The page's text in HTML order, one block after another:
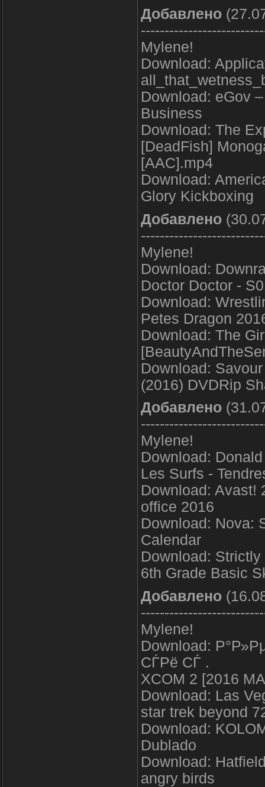
Добавлено
Mylene!
Download:
Download: eGov
Business
Download: The
[DeadFish]
[AAC].mp4
Download:
Glory Kickboxing
Добавлено
Mylene!
Download:
Doctor Doctor -
Download:
Petes Dragon
Download: The
Download:
(2016) DVDRip
Добавлено
Mylene!
Download:
Les Surfs -
Download: Avast!
office 2016
Download: Nova:
Calendar
Download:
6th Grade Basic
Добавлено
Mylene!
Download:
СЃРё СЃ .
XCOM 2 [2016
Download: Las
star trek beyond
Download:
Dublado
Download:
angry birds